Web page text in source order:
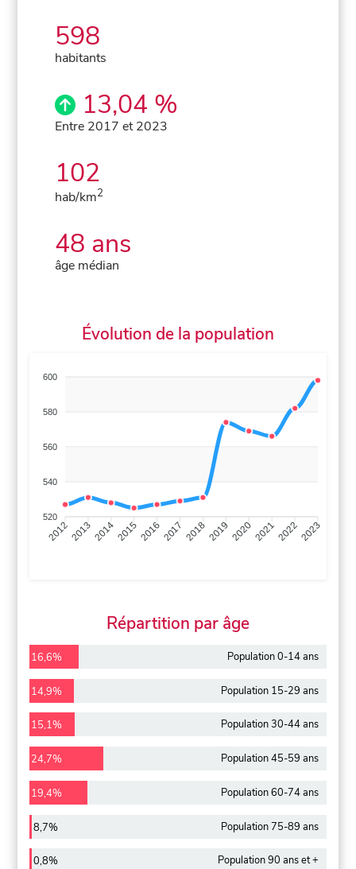
598
habitants
13,04 %
Entre 2017 et 2023
102
hab/km2
48 ans
âge médian
Évolution de la population
600
580
560
540
520
201220132014201520162017 20182019 2020202120222023
Répartition par âge
16,6% Population 0-14 ans
14,9% Population 15-29 ans
15,1% Population 30-44 ans
24,7% Population 45-59 ans
19,4% Population 60-74 ans
8,7% Population 75-89 ans
0,8% Population 90 ans et +